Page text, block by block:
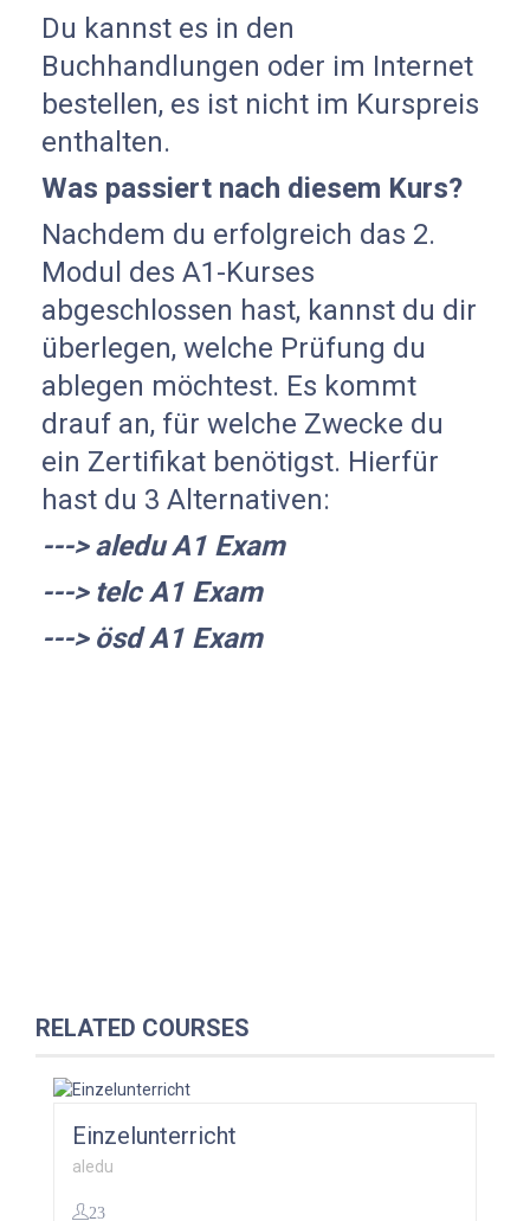
Du kannst es in den
Buchhandlungen oder im Internet
bestellen, es ist nicht im Kurspreis
enthalten.
Was passiert nach diesem Kurs?
Nachdem du erfolgreich das 2.
Modul des A1-Kurses
abgeschlossen hast, kannst du dir
überlegen, welche Prüfung du
ablegen möchtest. Es kommt
drauf an, für welche Zwecke du
ein Zertifikat benötigst. Hierfür
hast du 3 Alternativen:
---> aledu A1 Exam
---> telc A1 Exam
---> ösd A1 Exam
RELATED COURSES
Einzelunterricht
aledu
23